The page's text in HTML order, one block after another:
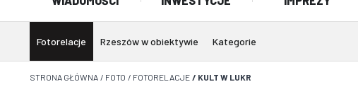
Fotorelacje Rzeszów w obiektywie Kategorie
STRONA GŁÓWNA / FOTO / FOTORELACJE / KULT W LUKR